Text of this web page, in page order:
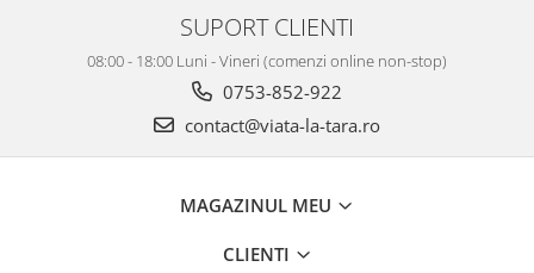
SUPORT CLIENTI
08:00 - 18:00 Luni - Vineri (comenzi online non-stop)
0753-852-922
contact@viata-la-tara.ro
MAGAZINUL MEU
CLIENTI